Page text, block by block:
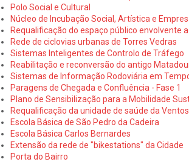
Polo Social e Cultural
Núcleo de Incubação Social, Artística e
Requalificação do espaço público envolvente
Rede de ciclovias urbanas de Torres Vedras
Sistemas Inteligentes de Controlo de Tráfego
Reabilitação e reconversão do antigo
Sistemas de Informação Rodoviária em
Paragens de Chegada e Confluência - Fase 1
Plano de Sensibilização para a Mobilidade
Requalificação da unidade de saúde da
Escola Básica de São Pedro da Cadeira
Escola Básica Carlos Bernardes
Extensão da rede de "bikestations" da Cidade
Porta do Bairro